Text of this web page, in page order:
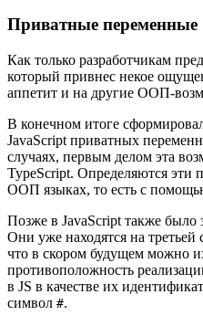
Приватные переменные
Как только разработчикам
который привнес некое
аппетит и на другие ООП-
В конечном итоге
JavaScript приватных
случаях, первым делом эта
TypeScript. Определяются эти
ООП языках, то есть с
Позже в JavaScript также было
Они уже находятся на
что в скором будущем можно
противоположность
в JS в качестве их
символ #.